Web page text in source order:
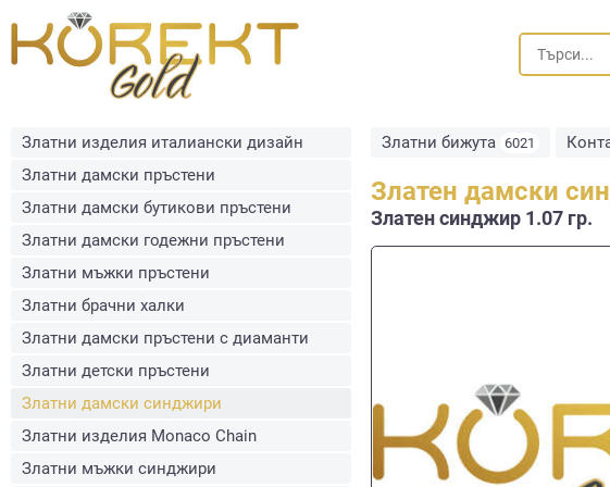
Златни изделия италиански дизайн
Златни дамски пръстени
Златни дамски бутикови пръстени
Златни дамски годежни пръстени
Златни мъжки пръстени
Златни брачни халки
Златни дамски пръстени с диаманти
Златни детски пръстени
Златни дамски синджири
Златни изделия Monaco Chain
Златни мъжки синджири
Златни бижута 6021
Златен дамски
Златен синджир 1.07 гр.